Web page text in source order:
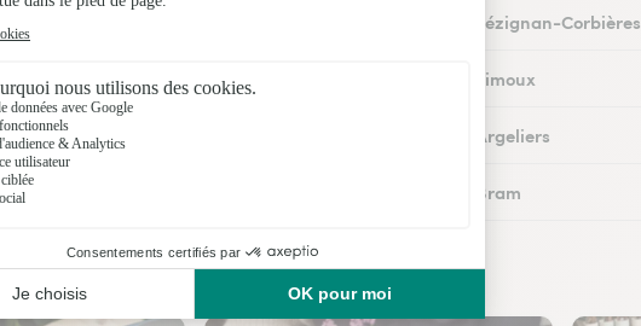
Fleuristes à Lézignan-Corbières
Fleuristes à Limoux
Fleuristes à Argeliers
Fleuristes à Bram
Fleuristes à Peyriac-Minervois
Nos fleuristes à Ladern-sur-Lauquet